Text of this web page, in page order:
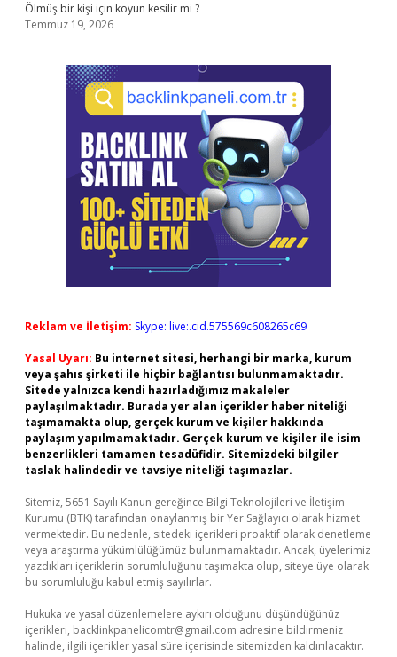
Ölmüş bir kişi için koyun kesilir mi ?
Temmuz 19, 2026
Reklam ve İletişim: Skype: live:.cid.575569c608265c69
Yasal Uyarı: Bu internet sitesi, herhangi bir marka, kurum
veya şahıs şirketi ile hiçbir bağlantısı bulunmamaktadır.
Sitede yalnızca kendi hazırladığımız makaleler
paylaşılmaktadır. Burada yer alan içerikler haber niteliği
taşımamakta olup, gerçek kurum ve kişiler hakkında
paylaşım yapılmamaktadır. Gerçek kurum ve kişiler ile isim
benzerlikleri tamamen tesadüfidir. Sitemizdeki bilgiler
taslak halindedir ve tavsiye niteliği taşımazlar.
Sitemiz, 5651 Sayılı Kanun gereğince Bilgi Teknolojileri ve İletişim
Kurumu (BTK) tarafından onaylanmış bir Yer Sağlayıcı olarak hizmet
vermektedir. Bu nedenle, sitedeki içerikleri proaktif olarak denetleme
veya araştırma yükümlülüğümüz bulunmamaktadır. Ancak, üyelerimiz
yazdıkları içeriklerin sorumluluğunu taşımakta olup, siteye üye olarak
bu sorumluluğu kabul etmiş sayılırlar.
Hukuka ve yasal düzenlemelere aykırı olduğunu düşündüğünüz
içerikleri, backlinkpanelicomtr@gmail.com adresine bildirmeniz
halinde, ilgili içerikler yasal süre içerisinde sitemizden kaldırılacaktır.